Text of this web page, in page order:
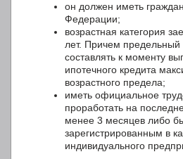
он должен иметь
Федерации;
возрастная категория
лет. Причем предельный
составлять к моменту
ипотечного кредита
возрастного предела;
иметь официальное
проработать на
менее 3 месяцев либо
зарегистрированным в
индивидуального